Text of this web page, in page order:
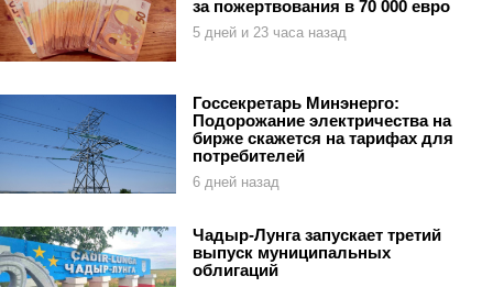
за пожертвования в 70 000 евро
5 дней и 23 часа назад
Госсекретарь Минэнерго:
Подорожание электричества на
бирже скажется на тарифах для
потребителей
6 дней назад
Чадыр-Лунга запускает третий
выпуск муниципальных
облигаций